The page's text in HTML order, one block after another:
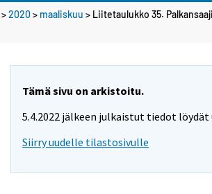
>2020 > maaliskuu > Liitetaulukko 35.
Tämä sivu on arkistoitu.
5.4.2022 jälkeen julkaistut tiedot
Siirry uudelle tilastosivulle